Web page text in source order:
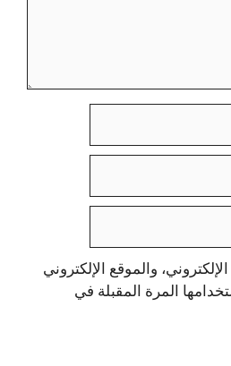
والموقع الإلكتروني
المرة المقبلة في